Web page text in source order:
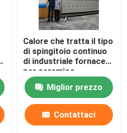
Calore che tratta il tipo
di spingitoio continuo
di industriale fornace
per ceramico
Miglior prezzo
Contattaci